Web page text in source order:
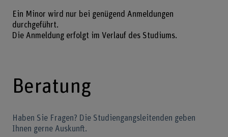
Ein Minor wird nur bei genügend Anmeldungen
durchgeführt.
Die Anmeldung erfolgt im Verlauf des Studiums.
Beratung
Haben Sie Fragen? Die Studiengangsleitenden geben
Ihnen gerne Auskunft.